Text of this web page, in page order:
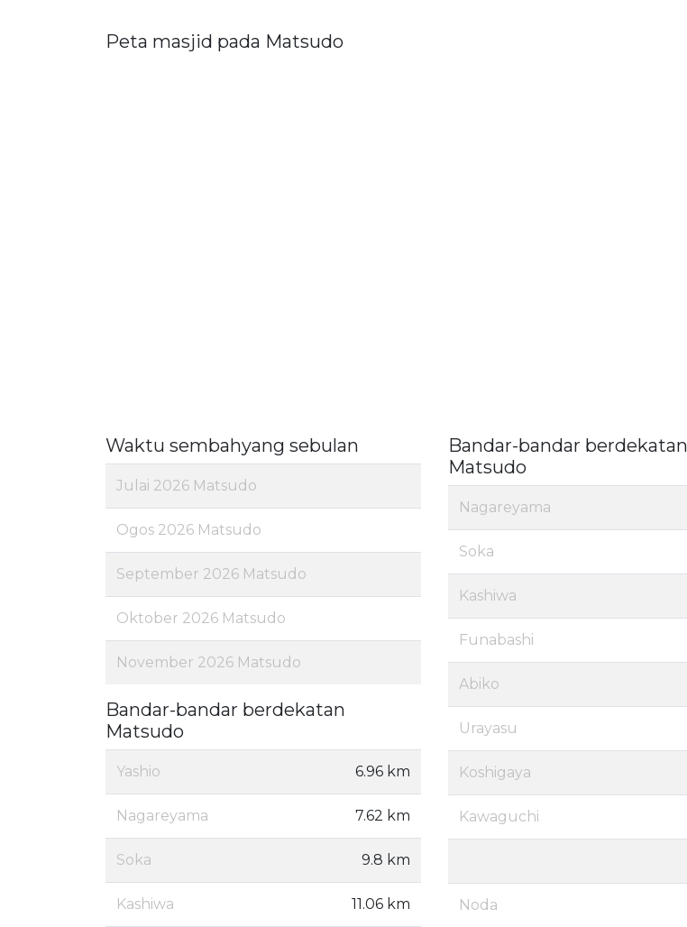
Peta masjid pada Matsudo
Waktu sembahyang sebulan
Julai 2026 Matsudo
Ogos 2026 Matsudo
September 2026 Matsudo
Oktober 2026 Matsudo
November 2026 Matsudo
Bandar-bandar berdekatan
Matsudo
Yashio 6.96 km
Nagareyama 7.62 km
Soka 9.8 km
Kashiwa 11.06 km
Bandar-bandar berdekatan
Matsudo
Nagareyama
Soka
Kashiwa
Funabashi
Abiko
Urayasu
Koshigaya
Kawaguchi
Noda